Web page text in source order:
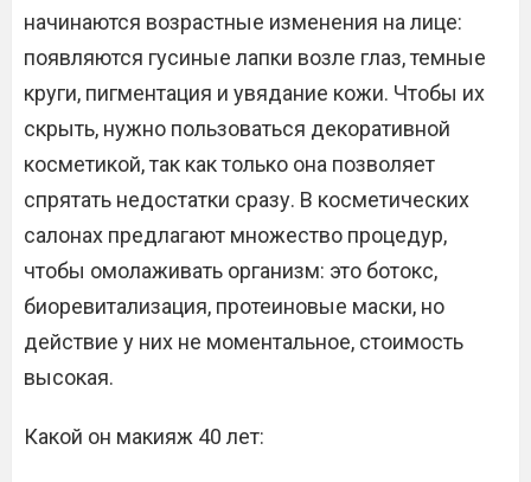
начинаются возрастные изменения на лице:
появляются гусиные лапки возле глаз, темные
круги, пигментация и увядание кожи. Чтобы их
скрыть, нужно пользоваться декоративной
косметикой, так как только она позволяет
спрятать недостатки сразу. В косметических
салонах предлагают множество процедур,
чтобы омолаживать организм: это ботокс,
биоревитализация, протеиновые маски, но
действие у них не моментальное, стоимость
высокая.
Какой он макияж 40 лет: